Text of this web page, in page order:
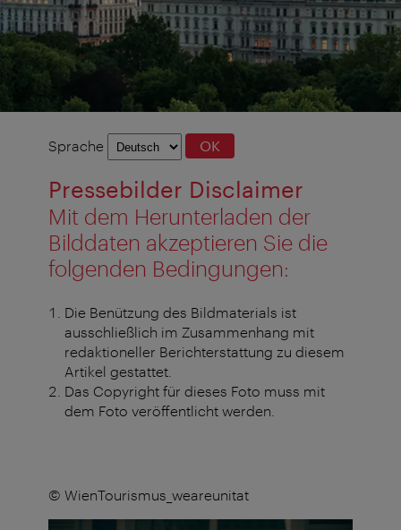
Sprachauswahl
Sprache OK
Pressebilder Disclaimer
Mit dem Herunterladen der
Bilddaten akzeptieren Sie die
folgenden Bedingungen:
Die Benützung des Bildmaterials ist
ausschließlich im Zusammenhang mit
redaktioneller Berichterstattung zu diesem
Artikel gestattet.
Das Copyright für dieses Foto muss mit
dem Foto veröffentlicht werden.
© WienTourismus_weareunitat